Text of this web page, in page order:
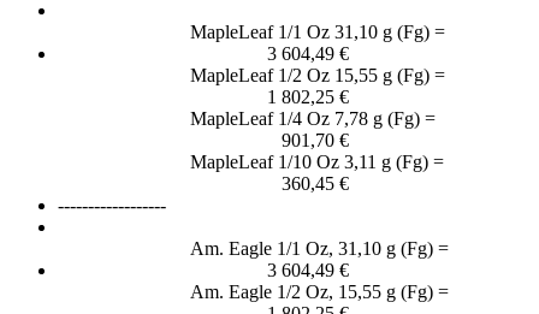
MapleLeaf 1/1 Oz 31,10 g (Fg) =
3 604,49 €
MapleLeaf 1/2 Oz 15,55 g (Fg) =
1 802,25 €
MapleLeaf 1/4 Oz 7,78 g (Fg) =
901,70 €
MapleLeaf 1/10 Oz 3,11 g (Fg) =
360,45 €
------------------
Am. Eagle 1/1 Oz, 31,10 g (Fg) =
3 604,49 €
Am. Eagle 1/2 Oz, 15,55 g (Fg) =